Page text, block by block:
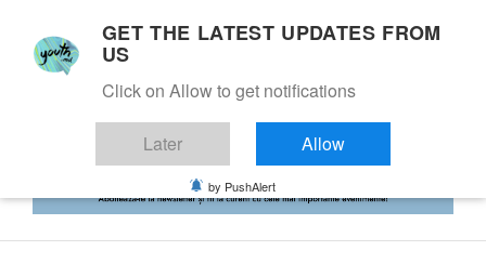
GET THE LATEST UPDATES FROM
US
Click on Allow to get notifications
Later Allow
by PushAlert